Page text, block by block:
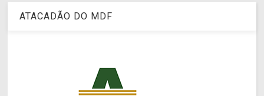
ATACADÃO DO MDF